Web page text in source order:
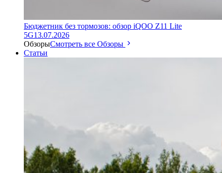
Бюджетник без тормозов: обзор iQOO Z11 Lite
5G13.07.2026
ОбзорыСмотреть все Обзоры
Статьи